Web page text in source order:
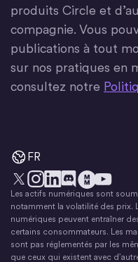
produits Circle et
compagnie. Vous
publications à tout
sur nos pratiques en
consultez notre
FR
X Instagram
LinkedIn
Discorde
Le YouTube
Les actifs numériques sont
notamment la volatilité des prix.
numériques peuvent entraîner
certains consommateurs. Les
sont pas réglementés par les
que ceux qui existent avec